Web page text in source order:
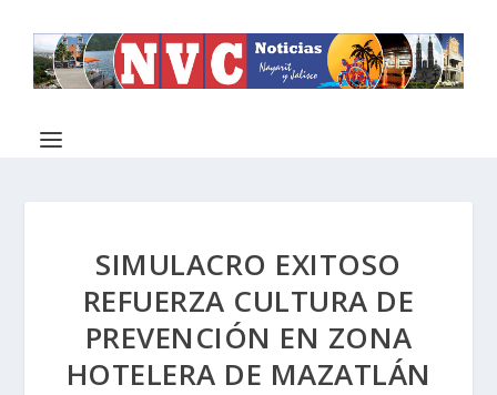
SIMULACRO EXITOSO
REFUERZA CULTURA DE
PREVENCIÓN EN ZONA
HOTELERA DE MAZATLÁN